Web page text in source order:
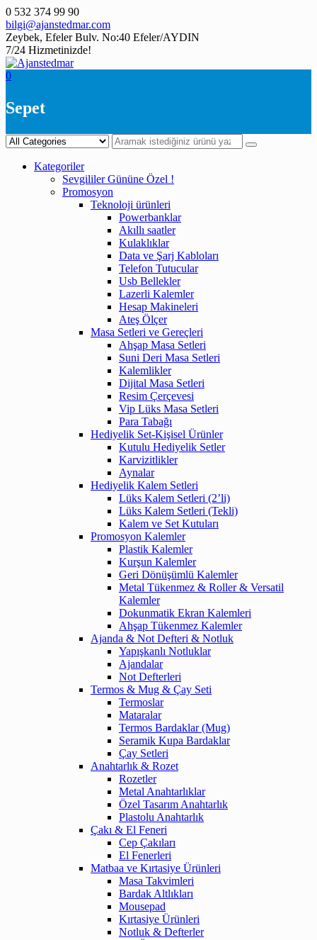
Skip
to
content
0 532 374 99 90
bilgi@ajanstedmar.com
Zeybek, Efeler Bulv. No:40 Efeler/AYDIN
7/24 Hizmetinizde!
0
Sepet
Kategoriler
Sevgililer Gününe Özel !
Promosyon
Teknoloji ürünleri
Powerbanklar
Akıllı saatler
Kulaklıklar
Data ve Şarj Kabloları
Telefon Tutucular
Usb Bellekler
Lazerli Kalemler
Hesap Makineleri
Ateş Ölçer
Masa Setleri ve Gereçleri
Ahşap Masa Setleri
Suni Deri Masa Setleri
Kalemlikler
Dijital Masa Setleri
Resim Çerçevesi
Vip Lüks Masa Setleri
Para Tabağı
Hediyelik Set-Kişisel Ürünler
Kutulu Hediyelik Setler
Karvizitlikler
Aynalar
Hediyelik Kalem Setleri
Lüks Kalem Setleri (2’li)
Lüks Kalem Setleri (Tekli)
Kalem ve Set Kutuları
Promosyon Kalemler
Plastik Kalemler
Kurşun Kalemler
Geri Dönüşümlü Kalemler
Metal Tükenmez & Roller & Versatil
Kalemler
Dokunmatik Ekran Kalemleri
Ahşap Tükenmez Kalemler
Ajanda & Not Defteri & Notluk
Yapışkanlı Notluklar
Ajandalar
Not Defterleri
Termos & Mug & Çay Seti
Termoslar
Mataralar
Termos Bardaklar (Mug)
Seramik Kupa Bardaklar
Çay Setleri
Anahtarlık & Rozet
Rozetler
Metal Anahtarlıklar
Özel Tasarım Anahtarlık
Plastolu Anahtarlık
Çakı & El Feneri
Cep Çakıları
El Fenerleri
Matbaa ve Kırtasiye Ürünleri
Masa Takvimleri
Bardak Altlıkları
Mousepad
Kırtasiye Ürünleri
Notluk & Defterler